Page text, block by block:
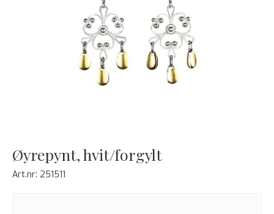
Øyrepynt, hvit/forgylt
Art.nr: 251511